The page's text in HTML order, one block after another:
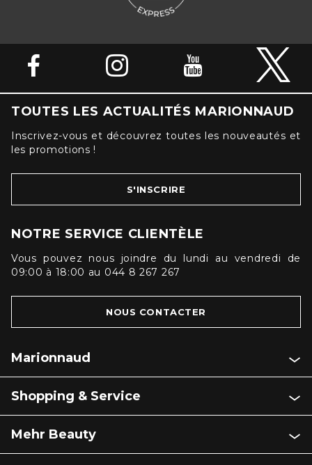
TOUTES LES ACTUALITÉS MARIONNAUD
Inscrivez-vous et découvrez toutes les nouveautés et
les promotions !
S'INSCRIRE
NOTRE SERVICE CLIENTÈLE
Vous pouvez nous joindre du lundi au vendredi de
09:00 à 18:00 au 044 8 267 267
NOUS CONTACTER
Marionnaud
Shopping & Service
Mehr Beauty